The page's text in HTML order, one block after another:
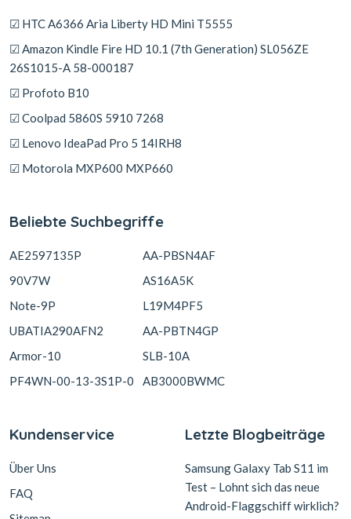
☑ HTC A6366 Aria Liberty HD Mini T5555
☑ Amazon Kindle Fire HD 10.1 (7th Generation) SL056ZE
26S1015-A 58-000187
☑ Profoto B10
☑ Coolpad 5860S 5910 7268
☑ Lenovo IdeaPad Pro 5 14IRH8
☑ Motorola MXP600 MXP660
Beliebte Suchbegriffe
AE2597135P
90V7W
Note-9P
UBATIA290AFN2
Armor-10
PF4WN-00-13-3S1P-0
AA-PBSN4AF
AS16A5K
L19M4PF5
AA-PBTN4GP
SLB-10A
AB3000BWMC
Kundenservice
Über Uns
FAQ
Letzte Blogbeiträge
Samsung Galaxy Tab S11 im
Test – Lohnt sich das neue
Android-Flaggschiff wirklich?